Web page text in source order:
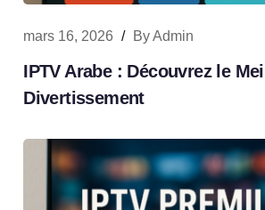
mars 16, 2026 / ByAdmin
IPTV Arabe : Découvrez le
Divertissement